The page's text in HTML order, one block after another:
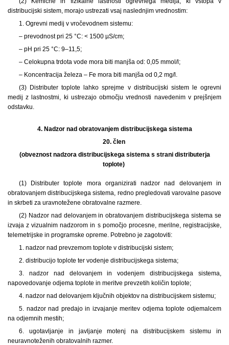
distribucijski sistem, morajo ustrezati vsaj naslednjim vrednostim:
1. Ogrevni medij v vročevodnem sistemu:
– prevodnost pri 25 °C: < 1500 µS/cm;
– pH pri 25 °C: 9–11,5;
– Celokupna trdota vode mora biti manjša od: 0,05 mmol/l;
– Koncentracija železa – Fe mora biti manjša od 0,2 mg/l.
(3) Distributer toplote lahko sprejme v distribucijski sistem le ogrevni
medij z lastnostmi, ki ustrezajo območju vrednosti navedenim v prejšnjem
odstavku.
4. Nadzor nad obratovanjem distribucijskega sistema
20. člen
(obveznost nadzora distribucijskega sistema s strani distributerja
toplote)
(1) Distributer toplote mora organizirati nadzor nad delovanjem in
obratovanjem distribucijskega sistema, redno pregledovati varovalne pasove
in skrbeti za uravnotežene obratovalne razmere.
(2) Nadzor nad delovanjem in obratovanjem distribucijskega sistema se
izvaja z vizualnim nadzorom in s pomočjo procesne, merilne, registracijske,
telemetrijske in programske opreme. Potrebno je zagotoviti:
1. nadzor nad prevzemom toplote v distribucijski sistem;
2. distribucijo toplote ter vodenje distribucijskega sistema;
3. nadzor nad delovanjem in vodenjem distribucijskega sistema,
napovedovanje odjema toplote in meritve prevzetih količin toplote;
4. nadzor nad delovanjem ključnih objektov na distribucijskem sistemu;
5. nadzor nad predajo in izvajanje meritev odjema toplote odjemalcem
na odjemnih mestih;
6. ugotavljanje in javljanje motenj na distribucijskem sistemu in
neuravnoteženih obratovalnih razmer.